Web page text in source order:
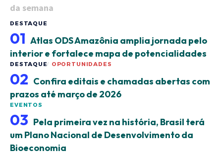
da semana
DESTAQUE
Atlas ODS Amazônia amplia jornada pelo
interior e fortalece mapa de potencialidades
DESTAQUE OPORTUNIDADES
Confira editais e chamadas abertas com
prazos até março de 2026
EVENTOS
Pela primeira vez na história, Brasil terá
um Plano Nacional de Desenvolvimento da
Bioeconomia